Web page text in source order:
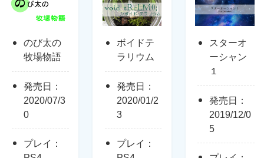
のび太の
牧場物語
発売日：
2020/07/3
0
プレイ：
ボイドテ
ラリウム
発売日：
2020/01/2
3
プレイ：
スターオ
ーシャン
１
発売日：
2019/12/0
5